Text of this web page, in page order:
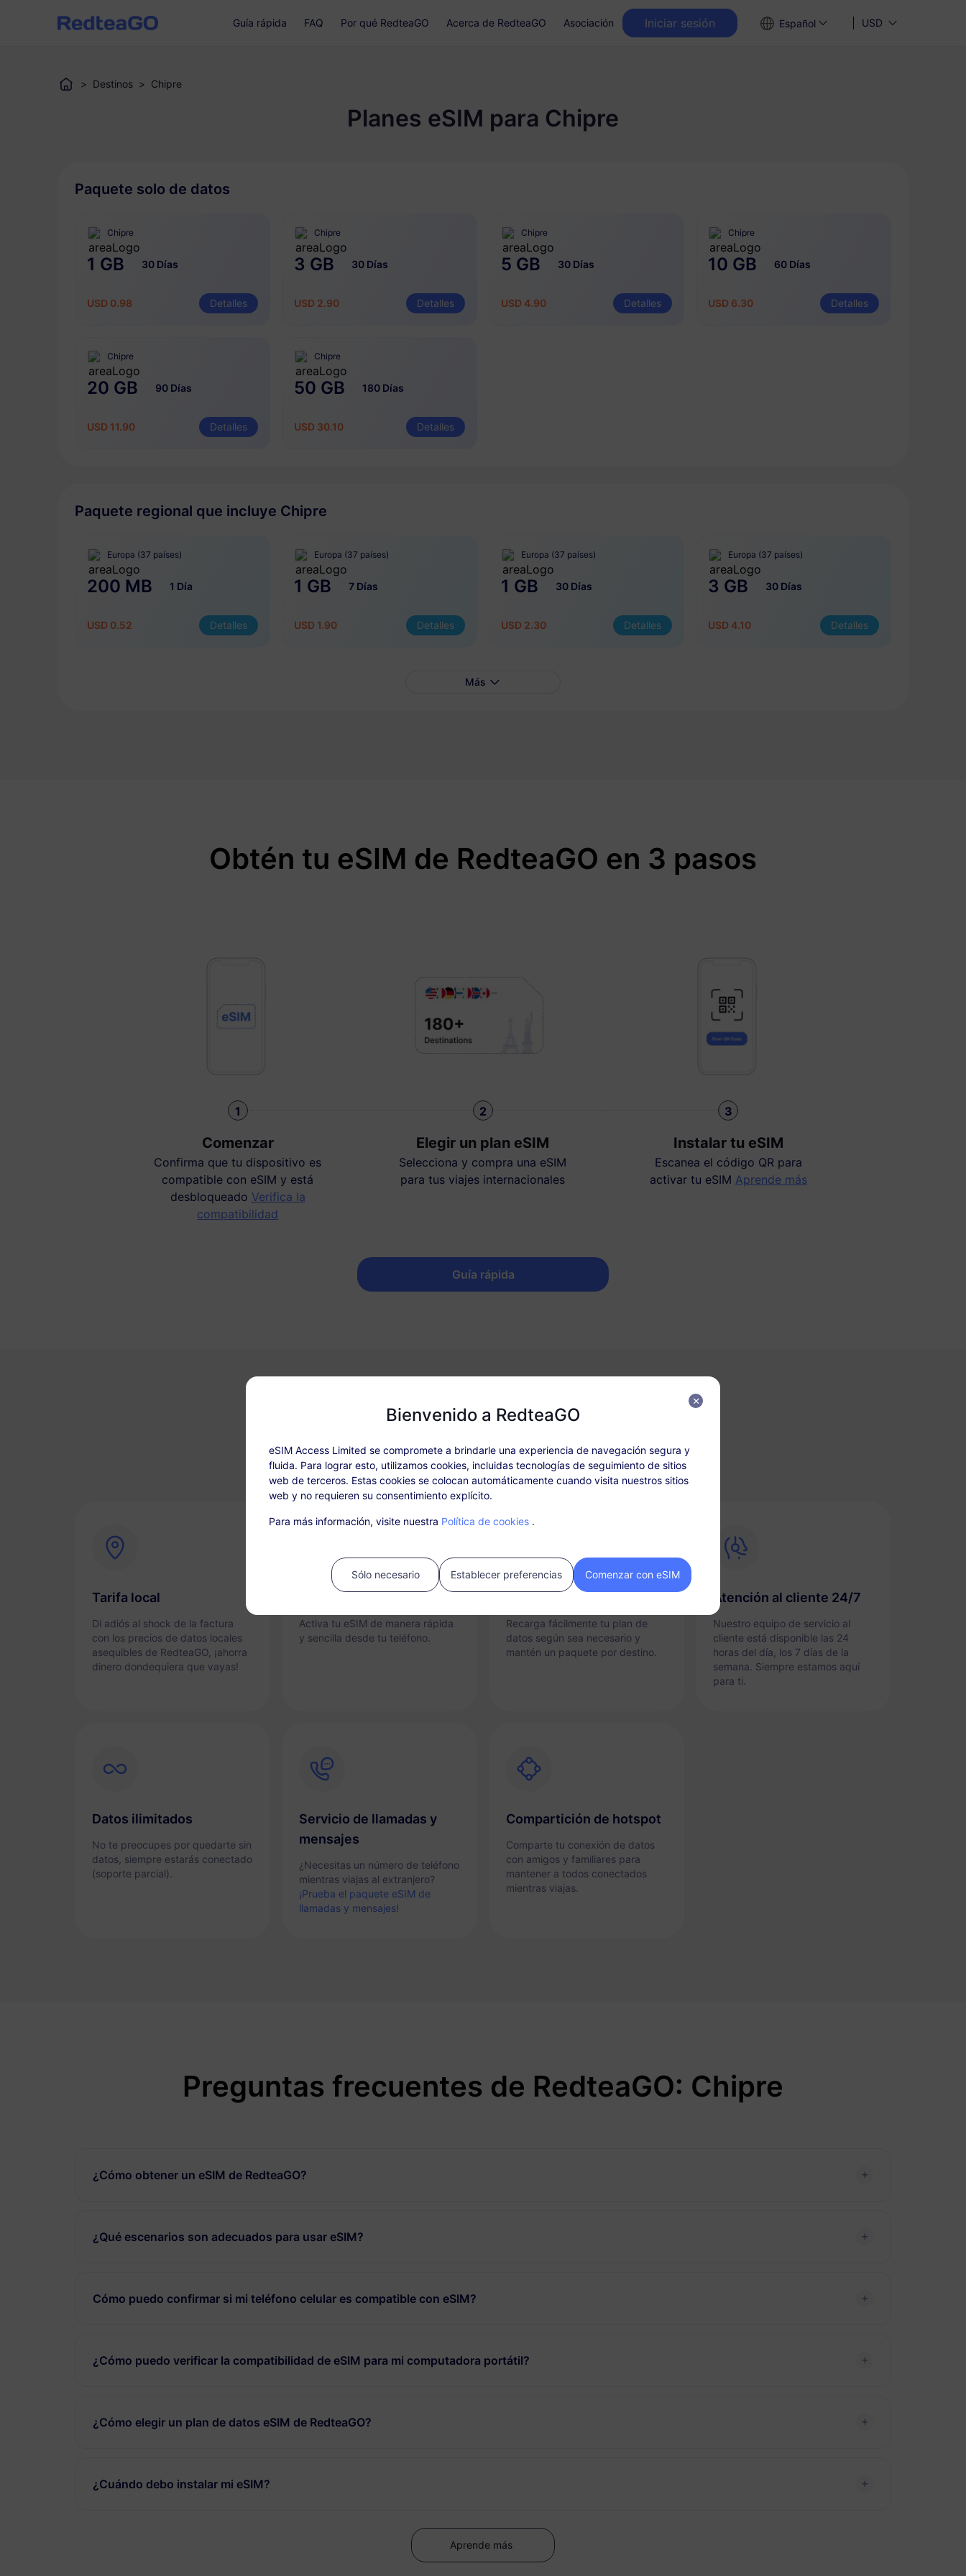
Guía rápida FAQ Por qué RedteaGO Acerca de RedteaGO Asociación Iniciar sesión Español USD
> Destinos > Chipre
Planes eSIM para Chipre
Paquete solo de datos
Chipre
1 GB 30 Días
USD 0.98 Detalles
Chipre
3 GB 30 Días
USD 2.90 Detalles
Chipre
5 GB 30 Días
USD 4.90 Detalles
Chipre
10 GB 60 Días
USD 6.30 Detalles
Chipre
20 GB 90 Días
USD 11.90 Detalles
Chipre
50 GB 180 Días
USD 30.10 Detalles
Paquete regional que incluye Chipre
Europa (37 países)
200 MB 1 Día
USD 0.52 Detalles
Europa (37 países)
1 GB 7 Días
USD 1.90 Detalles
Europa (37 países)
1 GB 30 Días
USD 2.30 Detalles
Europa (37 países)
3 GB 30 Días
USD 4.10 Detalles
Más
Obtén tu eSIM de RedteaGO en 3 pasos
1
Comenzar
Confirma que tu dispositivo es
compatible con eSIM y está
desbloqueado Verifica la
compatibilidad
2
Elegir un plan eSIM
Selecciona y compra una eSIM
para tus viajes internacionales
3
Instalar tu eSIM
Escanea el código QR para
activar tu eSIM Aprende más
Guía rápida
¿Por qué elegir RedteaGO eSIM?
Tarifa local
Di adiós al shock de la factura
con los precios de datos locales
asequibles de RedteaGO, ¡ahorra
dinero dondequiera que vayas!
Conectividad instantánea
Activa tu eSIM de manera rápida
y sencilla desde tu teléfono.
Opción de recarga
Recarga fácilmente tu plan de
datos según sea necesario y
mantén un paquete por destino.
Atención al cliente 24/7
Nuestro equipo de servicio al
cliente está disponible las 24
horas del día, los 7 días de la
semana. Siempre estamos aquí
para ti.
Datos ilimitados
No te preocupes por quedarte sin
datos, siempre estarás conectado
(soporte parcial).
Servicio de llamadas y
mensajes
¿Necesitas un número de teléfono
mientras viajas al extranjero?
¡Prueba el paquete eSIM de
llamadas y mensajes!
Compartición de hotspot
Comparte tu conexión de datos
con amigos y familiares para
mantener a todos conectados
mientras viajas.
Preguntas frecuentes de RedteaGO: Chipre
¿Cómo obtener un eSIM de RedteaGO?
¿Qué escenarios son adecuados para usar eSIM?
Cómo puedo confirmar si mi teléfono celular es compatible con eSIM?
¿Cómo puedo verificar la compatibilidad de eSIM para mi computadora portátil?
¿Cómo elegir un plan de datos eSIM de RedteaGO?
¿Cuándo debo instalar mi eSIM?
Aprende más
Bienvenido a RedteaGO
eSIM Access Limited se compromete a brindarle una experiencia de navegación segura y
fluida. Para lograr esto, utilizamos cookies, incluidas tecnologías de seguimiento de sitios
web de terceros. Estas cookies se colocan automáticamente cuando visita nuestros sitios
web y no requieren su consentimiento explícito.
Para más información, visite nuestra Política de cookies .
Sólo necesario Establecer preferencias Comenzar con eSIM